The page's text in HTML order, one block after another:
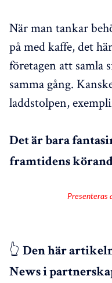
När man tankar
på med kaffe, det
företagen att samla
samma gång.
laddstolpen,
Det är bara
framtidens
Presenteras
👆️ Den här
News i